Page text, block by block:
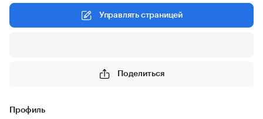
Управлять страницей
Поделиться
Профиль